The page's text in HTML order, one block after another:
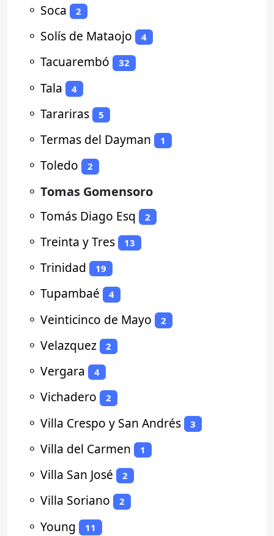
⚬ Soca 2
⚬ Solís de Mataojo 4
⚬ Tacuarembó 32
⚬ Tala 4
⚬ Tarariras 5
⚬ Termas del Dayman 1
⚬ Toledo 2
⚬ Tomas Gomensoro
⚬ Tomás Diago Esq 2
⚬ Treinta y Tres 13
⚬ Trinidad 19
⚬ Tupambaé 4
⚬ Veinticinco de Mayo 2
⚬ Velazquez 2
⚬ Vergara 4
⚬ Vichadero 2
⚬ Villa Crespo y San Andrés 3
⚬ Villa del Carmen 1
⚬ Villa San José 2
⚬ Villa Soriano 2
⚬ Young 11